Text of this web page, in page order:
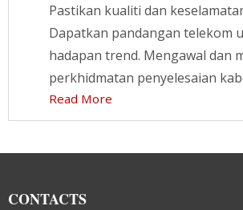
Pastikan kualiti dan
Dapatkan pandangan telekom
hadapan trend. Mengawal dan
perkhidmatan penyelesaian
Read More
CONTACTS